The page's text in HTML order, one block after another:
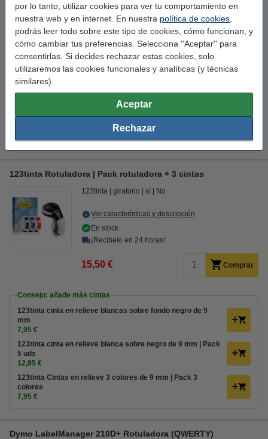
por lo tanto, utilizar cookies para ver tu comportamiento en
nuestra web y en internet. En nuestra política de cookies
podrás leer todo sobre este tipo de cookies, cómo funcionan, y
cómo cambiar tus preferencias. Selecciona ''Aceptar'' para
consentirlas. Si decides rechazar estas cookies, solo
utilizaremos las cookies funcionales y analíticas (y técnicas
similares).
Aceptar
Rechazar
Consejo: añade pilas
123tinta Pilas Alcalinas Xtreme Power AA - LR06 - MN1500 -
14,50 €
Consejo: ¡Amplía la garantía de tu rotuladora!
Garantía de 4 años para Dymo LetraTag LT-100T (QWERTY)
5,00 €
Manual
Opciones
Cintas
123tinta Rotuladora | Pack rotuladora + 3 cintas
123tinta giratorio sí No
Ver características y descripción
En stock
¡Recíbelo en 24 horas!
15,50 € Comprar
Consejo: añade más cintas
123tinta cinta en relieve blancas sobre fondo negro de 9
mm
7,95 €
123tinta cinta en relieve blanca sobre negro de 9 mm | Pack
5 uds
12,95 €
123tinta Cintas en relieve 3 colores de 9 mm | Pack 3
colores
7,95 €
Dymo LabelManager 210D+ Rotuladora (QWERTY)